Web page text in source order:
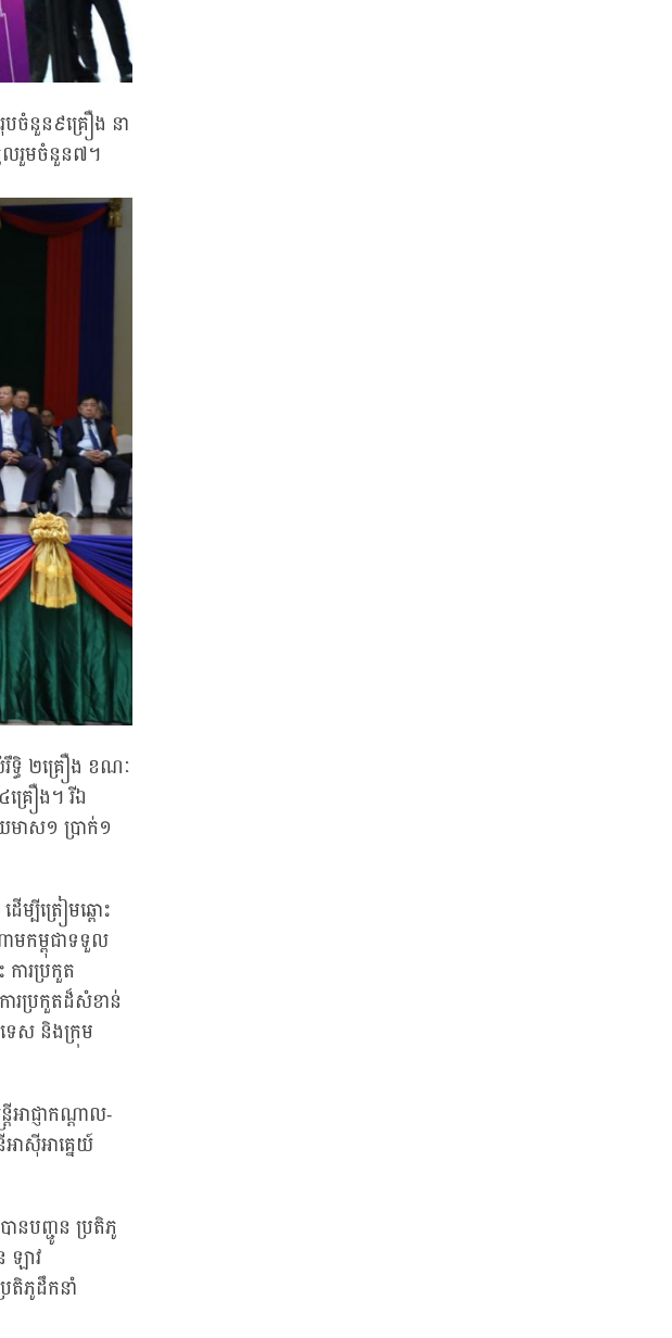
បចំនួន៩គ្រឿង នា
លរួមចំនួន៧។
ទ្ធិ ២គ្រឿង ខណៈ
រឿង។ រីឯ
មាស១ ប្រាក់១
ម្បីត្រៀមឆ្ពោះ
ាមកម្ពុជាទទួល
ការប្រកួត
រប្រកួតដ៏សំខាន់
ទេស និងក្រុម
អាជ្ញាកណ្តាល-
ាស៊ីអាគ្នេយ៍
ានបញ្ជូន ប្រតិភូ
ឡាវ
តិភូដឹកនាំ